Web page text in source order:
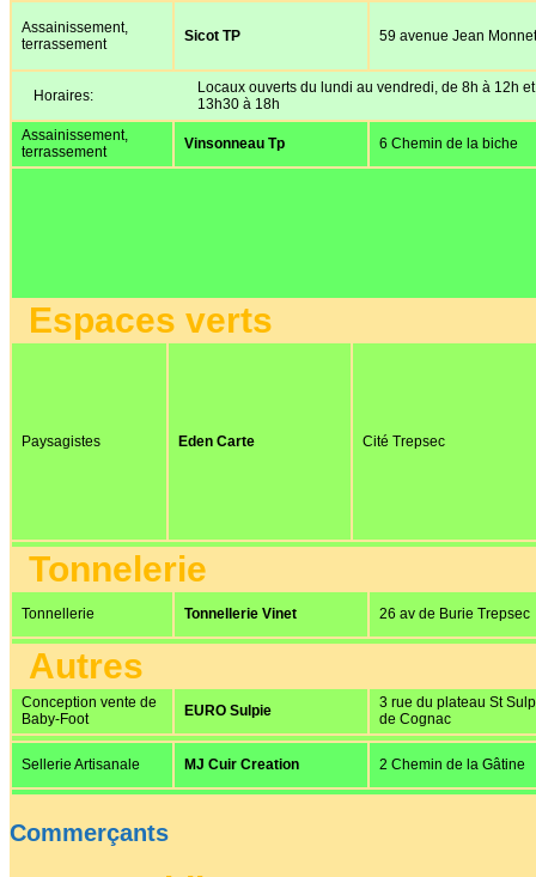
Assainissement,
terrassement
Sicot TP 59 avenue Jean Monnet
Horaires:
Locaux ouverts du lundi au vendredi, de 8h à 12h
13h30 à 18h
Assainissement,
terrassement
Vinsonneau Tp 6 Chemin de la biche
Espaces verts
Paysagistes Eden Carte Cité Trepsec
Tonnelerie
Tonnellerie Tonnellerie Vinet 26 av de Burie Trepsec
Autres
Conception vente de
Baby-Foot
EURO Sulpie
3 rue du plateau St
de Cognac
Sellerie Artisanale MJ Cuir Creation 2 Chemin de la Gâtine
Commerçants